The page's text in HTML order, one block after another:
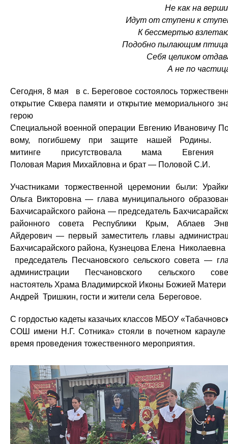
Не как на
Идут от ступени к
К бессмертью
Подобно пылающим
Себя целиком
А не по
Сегодня, 8 мая в с. Береговое состоялось
открытие Сквера памяти и открытие мемориального
герою
Специальной военной операции Евгению Ивановичу
вому, погибшему при защите нашей Родины.
митинге присутствовала мама
Половая Мария Михайловна и брат — Половой С.И.
Участниками торжественной церемонии были:
Ольга Викторовна — глава муниципального
Бахчисарайского района — председатель
районного совета Республики Крым, Аблаев
Айдерович — первый заместитель главы
Бахчисарайского района, Кузнецова Елена
председатель Песчановского сельского совета —
администрации Песчановского сельского
настоятель Храма Владимирской Иконы Божией
Андрей Тришкин, гости и жители села Береговое.
С гордостью кадеты казачьих классов МБОУ
СОШ имени Н.Г. Сотника» стояли в почетном карауле
время проведения тожественного мероприятия.